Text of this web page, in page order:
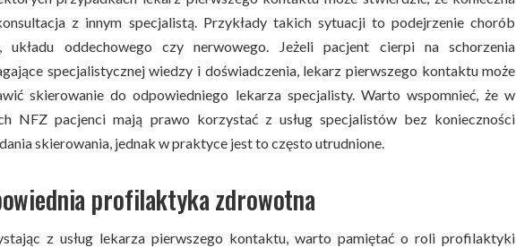
z innym specjalistą. Przykłady takich sytuacji to podejrzenie chorób
układu oddechowego czy nerwowego. Jeżeli pacjent cierpi na schorzenia
specjalistycznej wiedzy i doświadczenia, lekarz pierwszego kontaktu może
skierowanie do odpowiedniego lekarza specjalisty. Warto wspomnieć, że w
NFZ pacjenci mają prawo korzystać z usług specjalistów bez konieczności
skierowania, jednak w praktyce jest to często utrudnione.
profilaktyka zdrowotna
z usług lekarza pierwszego kontaktu, warto pamiętać o roli profilaktyki